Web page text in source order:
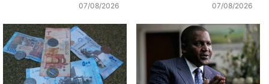
07/08/2026
07/08/2026